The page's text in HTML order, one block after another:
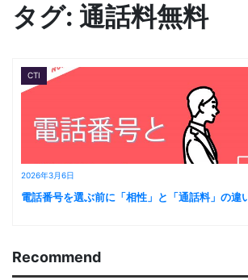
タグ: 通話料無料
2026年3月6日
CTI
電話番号を選ぶ前に「相性」と「通話料」の違
Recommend